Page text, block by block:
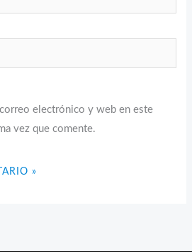
electrónico y web en este
vez que comente.